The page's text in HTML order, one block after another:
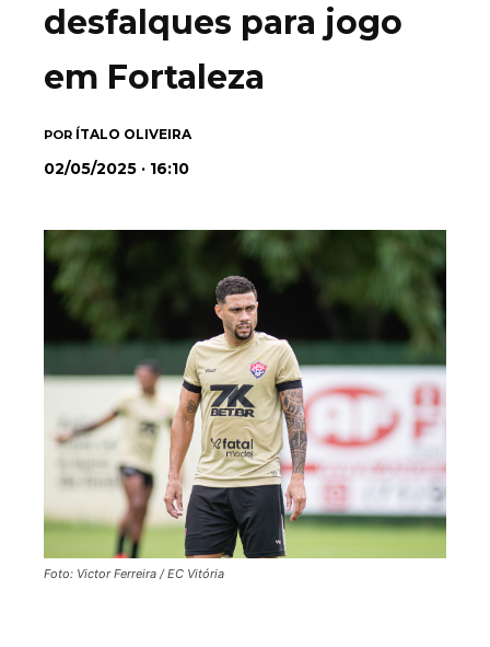
desfalques para jogo
em Fortaleza
POR ÍTALO OLIVEIRA
02/05/2025 · 16:10
Foto: Victor Ferreira / EC Vitória